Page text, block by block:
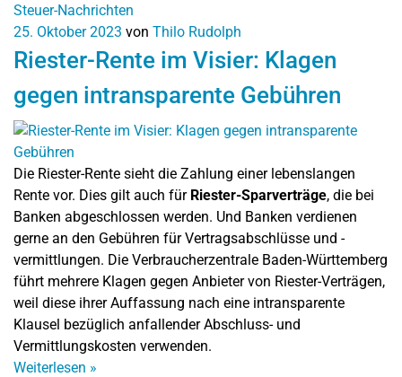
Steuer-Nachrichten
25. Oktober 2023 von Thilo Rudolph
Riester-Rente im Visier: Klagen
gegen intransparente Gebühren
Die Riester-Rente sieht die Zahlung einer lebenslangen
Rente vor. Dies gilt auch für Riester-Sparverträge, die bei
Banken abgeschlossen werden. Und Banken verdienen
gerne an den Gebühren für Vertragsabschlüsse und -
vermittlungen. Die Verbraucherzentrale Baden-Württemberg
führt mehrere Klagen gegen Anbieter von Riester-Verträgen,
weil diese ihrer Auffassung nach eine intransparente
Klausel bezüglich anfallender Abschluss- und
Vermittlungskosten verwenden.
Weiterlesen »